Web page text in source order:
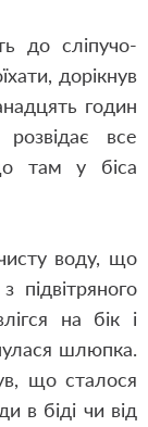
до сліпучо-
дорікнув
годин
все
там у біса
воду, що
на бік і
шлюпка.
що сталося
в біді чи від